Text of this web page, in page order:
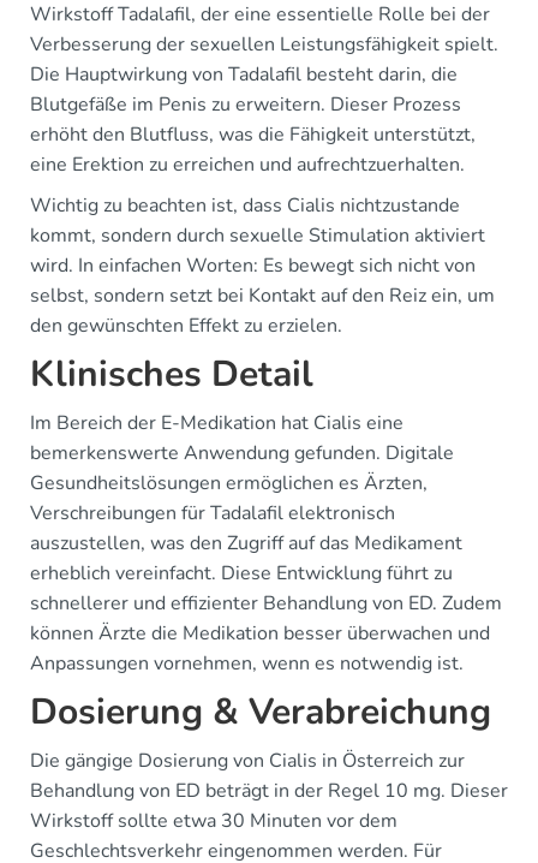
Wirkstoff Tadalafil, der eine essentielle Rolle bei der
Verbesserung der sexuellen Leistungsfähigkeit spielt.
Die Hauptwirkung von Tadalafil besteht darin, die
Blutgefäße im Penis zu erweitern. Dieser Prozess
erhöht den Blutfluss, was die Fähigkeit unterstützt,
eine Erektion zu erreichen und aufrechtzuerhalten.
Wichtig zu beachten ist, dass Cialis nichtzustande
kommt, sondern durch sexuelle Stimulation aktiviert
wird. In einfachen Worten: Es bewegt sich nicht von
selbst, sondern setzt bei Kontakt auf den Reiz ein, um
den gewünschten Effekt zu erzielen.
Klinisches Detail
Im Bereich der E-Medikation hat Cialis eine
bemerkenswerte Anwendung gefunden. Digitale
Gesundheitslösungen ermöglichen es Ärzten,
Verschreibungen für Tadalafil elektronisch
auszustellen, was den Zugriff auf das Medikament
erheblich vereinfacht. Diese Entwicklung führt zu
schnellerer und effizienter Behandlung von ED. Zudem
können Ärzte die Medikation besser überwachen und
Anpassungen vornehmen, wenn es notwendig ist.
Dosierung & Verabreichung
Die gängige Dosierung von Cialis in Österreich zur
Behandlung von ED beträgt in der Regel 10 mg. Dieser
Wirkstoff sollte etwa 30 Minuten vor dem
Geschlechtsverkehr eingenommen werden. Für